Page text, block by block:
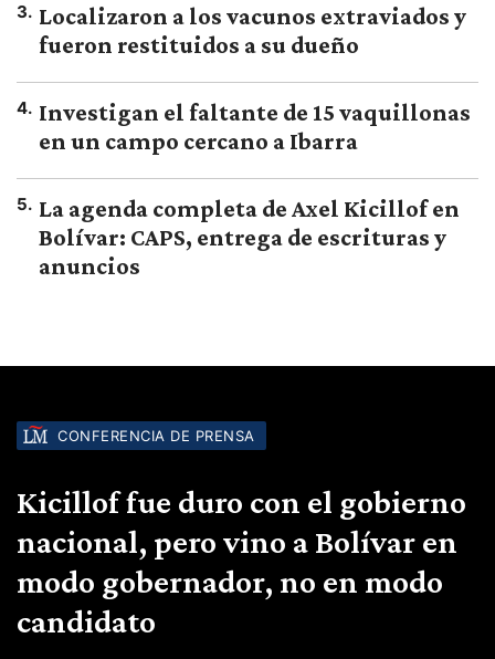
3. Localizaron a los vacunos extraviados y
fueron restituidos a su dueño
4. Investigan el faltante de 15 vaquillonas
en un campo cercano a Ibarra
5. La agenda completa de Axel Kicillof en
Bolívar: CAPS, entrega de escrituras y
anuncios
CONFERENCIA DE PRENSA
Kicillof fue duro con el gobierno
nacional, pero vino a Bolívar en
modo gobernador, no en modo
candidato